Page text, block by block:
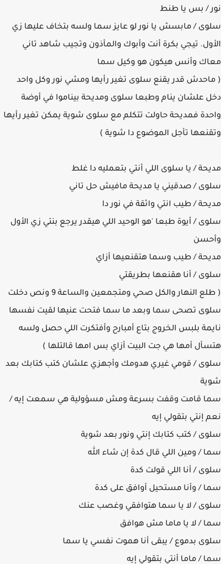
نور / بس يا طنط
سلوى / مابسش يا نور لو عايز سما ولسه بتخاف عليها زي
الأول. تيجي بكرة أنت وأبوك والمأذون وتجيب شاهد تاني
معاك وأنس هيكون هو وكيل سما
( ماحدش قدر يقنع سلوى تغير رأيها ومشي نور وكل واحد
دخل علشان ينام وطبعا سلوى ومديحة بيناموا في أوضة
واحدة فمديحة حاولت تتكلم مع سلوى شوية يمكن تغير رأيها
وتقنعها تأجل الموضوع دا شوية )
مديحة / يا سلوى اللي أنتي بتعمليه دا غلط
سلوى / صدقيني يا مديحة مافيش حل تاني
مديحة / طيب انتي واثقة في نور دا
سلوى / أيوة طبعا 'هو الوحيد اللي هيقدر يرجع بنتي زي الأول
وأحسن
مديحة / طيب وسما هتقنعيها أزاي
سلوى / أنا هقنعها بطريقتي
( طلع النهار والكل صحي ومتجمعين والساعة 9 ونص دخلت
سلوى تصحى سما وبعد ما سما فتحت عنيها لقيت نفسها
نايمة بلبس الخروج بتاع أمبارح وأفتكرت اللي حصل ولسه
هتسأل أمها هي جت البيت أزاي بس امها قالتلها )
سلوى / قومي غيري هدومك وأجهزي علشان كتب كتابك بعد
شوية
سما قامت وقفت بسرعة ومش مسؤولية هي سمعت إيه /
نعم إنتي بتقولي إيه
سلوى / كتب كتابك إنتي ونور بعد شوية
سما / ومين اللي قال كدة إن شاء الله
سلوى / أنا اللي قولت كدة
سما / وأنا مستحيل أوافق على كدة
سلوى / لا يا سما هتوافقي وغصب عنك
سما / لا يا ماما مش هوافق
سلوى بدموع / يبقى أنا هموت نفسي يا سما
سما / ماما أنتي بتقولي إيه